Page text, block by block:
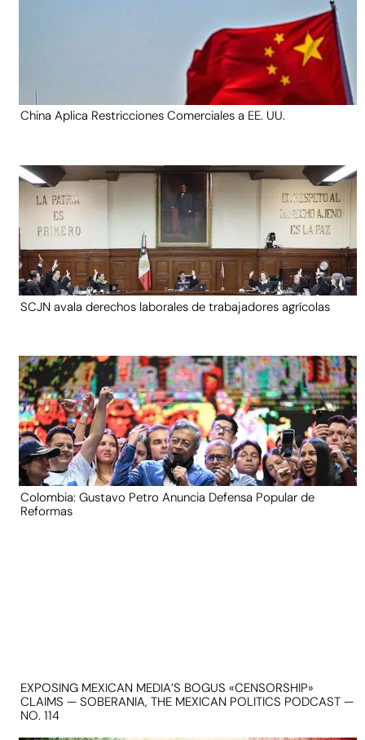
China Aplica Restricciones Comerciales a EE. UU.
SCJN avala derechos laborales de trabajadores agrícolas
Colombia: Gustavo Petro Anuncia Defensa Popular de
Reformas
EXPOSING MEXICAN MEDIA’S BOGUS «CENSORSHIP»
CLAIMS — SOBERANIA, THE MEXICAN POLITICS PODCAST —
NO. 114